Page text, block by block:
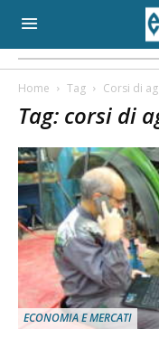
Home Tag Corsi di
Tag: corsi di
ECONOMIA E MERCATI